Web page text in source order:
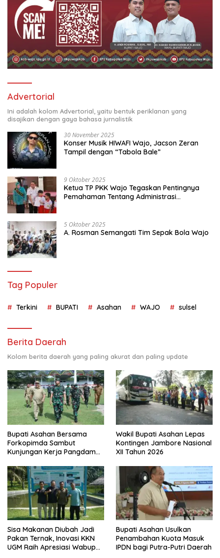
Advertorial
Ini adalah kolom Advertorial, yaitu bentuk periklanan yang
disajikan dengan gaya bahasa jurnalistik
30 November 2025
Konser Musik HIWAFI Wajo, Jacson Zeran
Tampil dengan “Tabola Bale”
9 Oktober 2025
Ketua TP PKK Wajo Tegaskan Pentingnya
Pemahaman Tentang Administrasi
5 Oktober 2025
A. Rosman Semangati Tim Sepak Bola Wajo
Tag Populer
Terkini BUPATI Asahan WAJO sulsel
Berita Daerah
Kolom berita daerah yang paling akurat dan paling update
Bupati Asahan Bersama
Forkopimda Sambut
Kunjungan Kerja Pangdam
Wakil Bupati Asahan Lepas
Kontingen Jambore Nasional
XII Tahun 2026
Sisa Makanan Diubah Jadi
Pakan Ternak, Inovasi KKN
UGM Raih Apresiasi Wabup
Bupati Asahan Usulkan
Penambahan Kuota Masuk
IPDN bagi Putra-Putri Daerah